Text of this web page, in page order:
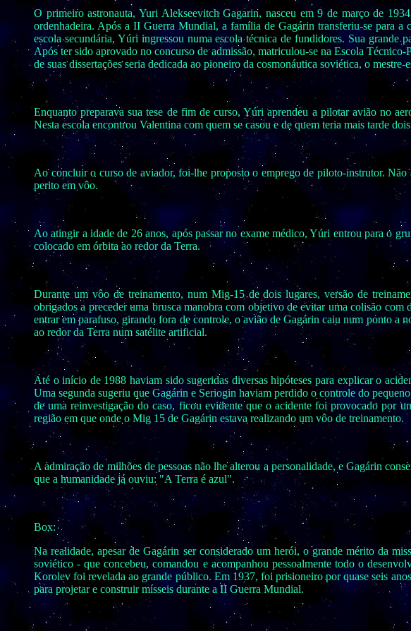
O primeiro astronauta, Yuri Alekseevitch Gagarin, nasceu em 9 de março de
ordenhadeira. Após a II Guerra Mundial, a família de Gagárin transferiu-se para a
escola secundária, Yúri ingressou numa escola técnica de fundidores. Sua
Após ter sido aprovado no concurso de admissão, matriculou-se na Escola
de suas dissertações seria dedicada ao pioneiro da cosmonáutica soviética, o
Enquanto preparava sua tese de fim de curso, Yúri aprendeu a pilotar avião no
Nesta escola encontrou Valentina com quem se casou e de quem teria mais tarde
Ao concluir o curso de aviador, foi-lhe proposto o emprego de piloto-instrutor.
perito em vôo.
Ao atingir a idade de 26 anos, após passar no exame médico, Yúri entrou para o
colocado em órbita ao redor da Terra.
Durante um vôo de treinamento, num Mig-15 de dois lugares, versão de
obrigados a preceder uma brusca manobra com objetivo de evitar uma colisão
entrar em parafuso, girando fora de controle, o avião de Gagárin caiu num ponto a
ao redor da Terra num satélite artificial.
Até o início de 1988 haviam sido sugeridas diversas hipóteses para explicar o
Uma segunda sugeriu que Gagárin e Seriogin haviam perdido o controle do
de uma reinvestigação do caso, ficou evidente que o acidente foi provocado por
região em que onde o Mig 15 de Gagárin estava realizando um vôo de treinamento.
A admiração de milhões de pessoas não lhe alterou a personalidade, e Gagárin
que a humanidade já ouviu: "A Terra é azul".
Box:
Na realidade, apesar de Gagárin ser considerado um herói, o grande mérito da
soviético - que concebeu, comandou e acompanhou pessoalmente todo o
Korolev foi revelada ao grande público. Em 1937, foi prisioneiro por quase seis
para projetar e construir mísseis durante a II Guerra Mundial.